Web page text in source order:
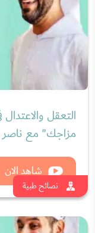
نصائح طبية
شاهد الان
علاقة الطعام
ناصر الريامي